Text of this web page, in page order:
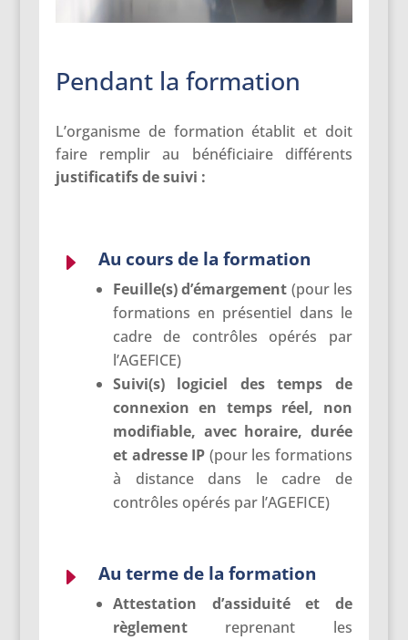
Pendant la formation
L’organisme de formation établit et doit
faire remplir au bénéficiaire différents
justificatifsde suivi :
E Au cours de la formation
Feuille(s) d’émargement (pour les
formations en présentiel dans le
cadre de contrôles opérés par
l’AGEFICE)
Suivi(s) logiciel des temps de
connexion en temps réel, non
modifiable, avec horaire, durée
et adresse IP (pour les formations
à distance dans le cadre de
contrôles opérés par l’AGEFICE)
E Au terme de la formation
Attestation d’assiduité et de
règlement reprenant les